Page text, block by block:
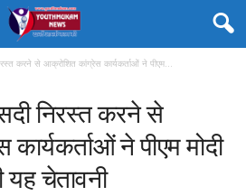
करने से आक्रोशित कांग्रेस कार्यकर्ताओं ने पीएम...
निरस्त करने से
ने पीएम मोदी
चेतावनी